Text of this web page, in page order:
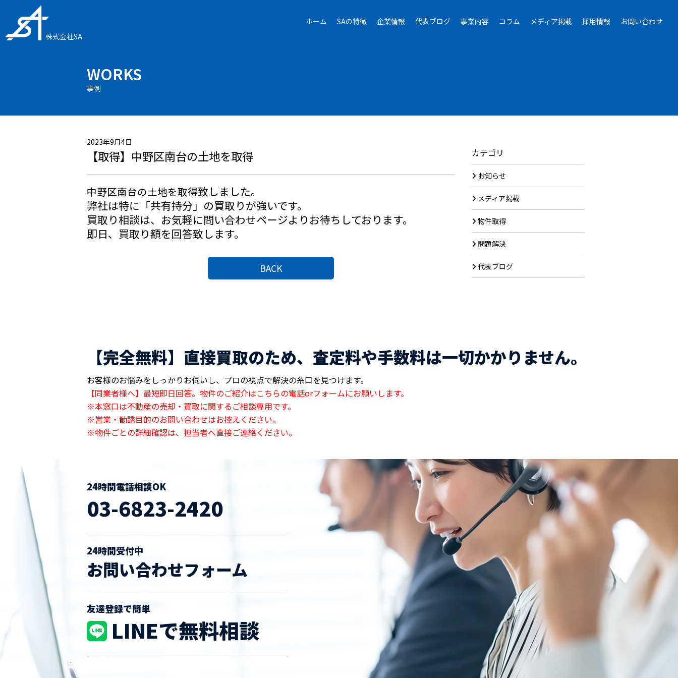
株式会社SA
ホーム SAの特徴 企業情報 代表ブログ 事業内容 コラム メディア掲載 採用情報 お問い合わせ
WORKS
事例
2023年9月4日
【取得】中野区南台の土地を取得
中野区南台の土地を取得致しました。
弊社は特に「共有持分」の買取りが強いです。
買取り相談は、お気軽に問い合わせページよりお待ちしております。
即日、買取り額を回答致します。
BACK
カテゴリ
お知らせ
メディア掲載
物件取得
問題解決
代表ブログ
【完全無料】直接買取のため、査定料や手数料は一切かかりません。
お客様のお悩みをしっかりお伺いし、プロの視点で解決の糸口を見つけます。
【同業者様へ】最短即日回答。物件のご紹介はこちらの電話orフォームにお願いします。
※本窓口は不動産の売却・買取に関するご相談専用です。
※営業・勧誘目的のお問い合わせはお控えください。
※物件ごとの詳細確認は、担当者へ直接ご連絡ください。
24時間電話相談OK
03-6823-2420
24時間受付中
お問い合わせフォーム
友達登録で簡単
LINEで無料相談